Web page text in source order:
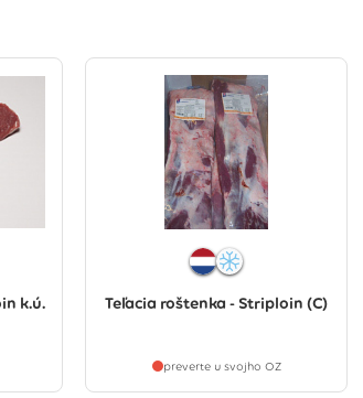
k.ú.
Teľacia roštenka - Striploin (C)
preverte u svojho OZ